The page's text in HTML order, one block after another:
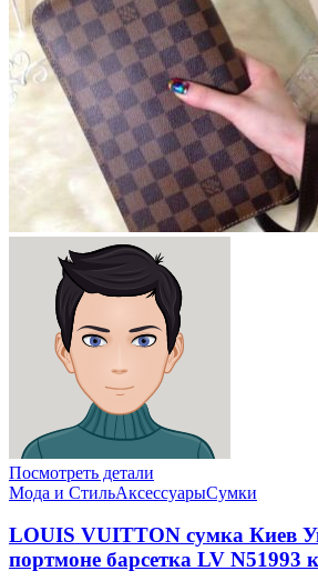
Посмотреть детали
Мода и СтильАксессуарыСумки
LOUIS VUITTON сумка Киев
портмоне барсетка LV N51993